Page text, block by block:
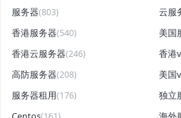
服务器(803) 云服
香港服务器(540) 美国
香港云服务器(246) 香港
高防服务器(208) 美国
服务器租用(176) 独立